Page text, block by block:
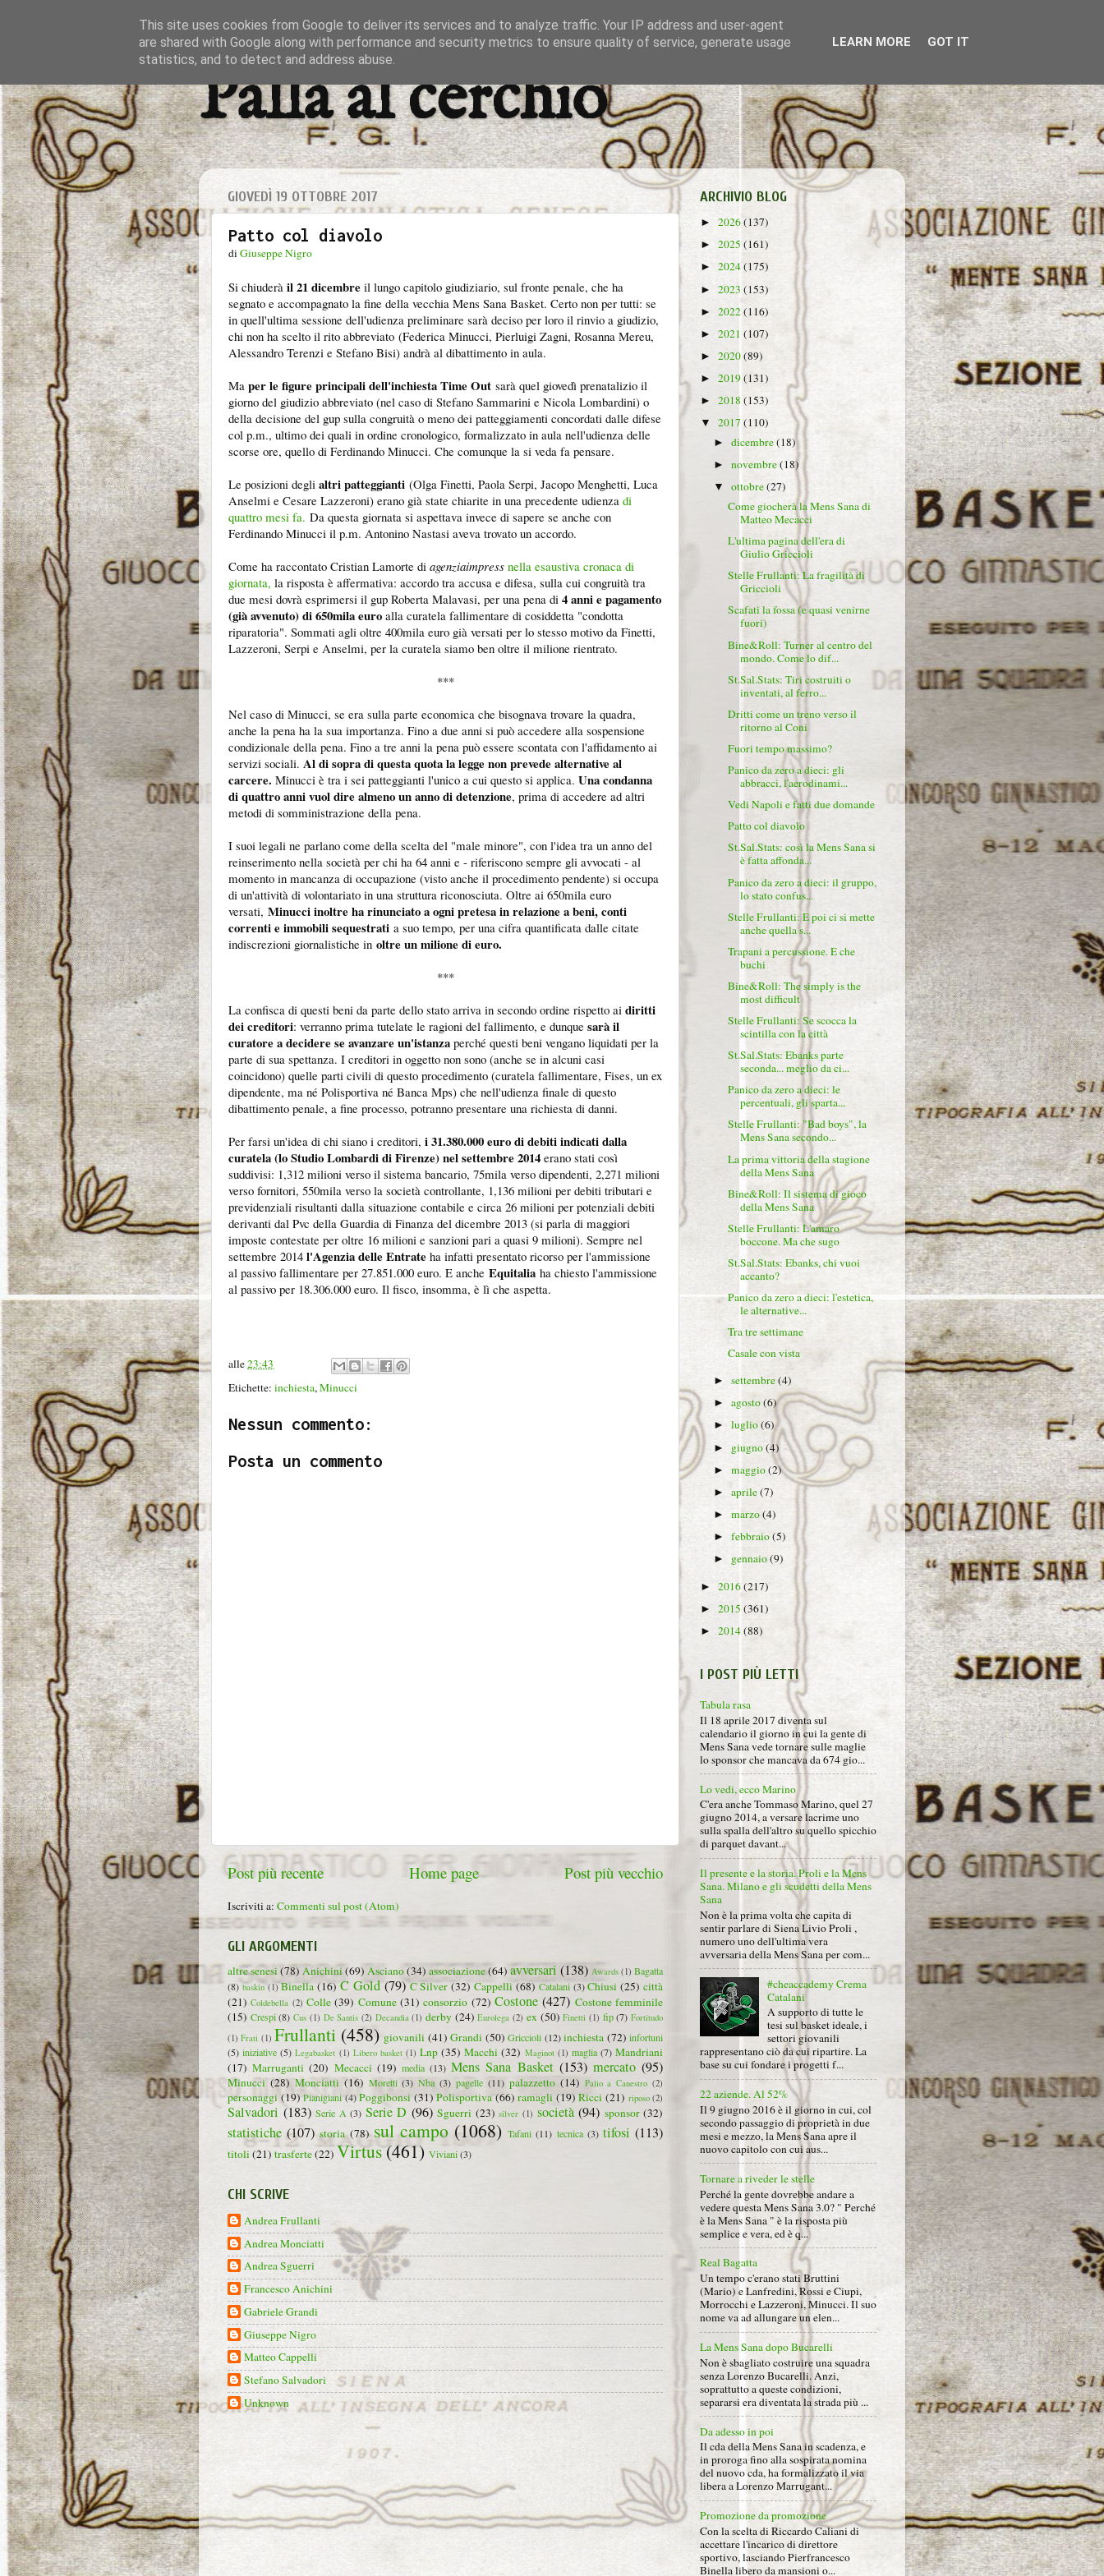
Palla al cerchio
GIOVEDÌ 19 OTTOBRE 2017
Patto col diavolo
diGiuseppe Nigro
Si chiuderà il 21 dicembre il lungo capitolo giudiziario, sul fronte penale, che ha
segnato e accompagnato la fine della vecchia Mens Sana Basket. Certo non per tutti: se
in quell'ultima sessione dell'udienza preliminare sarà deciso per loro il rinvio a giudizio,
chi non ha scelto il rito abbreviato (Federica Minucci, Pierluigi Zagni, Rosanna Mereu,
Alessandro Terenzi e Stefano Bisi) andrà al dibattimento in aula.
Ma per le figure principali dell'inchiesta Time Out sarà quel giovedì prenatalizio il
giorno del giudizio abbreviato (nel caso di Stefano Sammarini e Nicola Lombardini) o
della decisione del gup sulla congruità o meno dei patteggiamenti concordati dalle difese
col p.m., ultimo dei quali in ordine cronologico, formalizzato in aula nell'udienza delle
scorse ore, quello di Ferdinando Minucci. Che comunque la si veda fa pensare.
Le posizioni degli altri patteggianti (Olga Finetti, Paola Serpi, Jacopo Menghetti, Luca
Anselmi e Cesare Lazzeroni) erano già state chiarite in una precedente udienza di
quattro mesi fa. Da questa giornata si aspettava invece di sapere se anche con
Ferdinando Minucci il p.m. Antonino Nastasi aveva trovato un accordo.
Come ha raccontato Cristian Lamorte di agenziaimpress nella esaustiva cronaca di
giornata, la risposta è affermativa: accordo tra accusa e difesa, sulla cui congruità tra
due mesi dovrà esprimersi il gup Roberta Malavasi, per una pena di 4 anni e pagamento
(già avvenuto) di 650mila euro alla curatela fallimentare di cosiddetta "condotta
riparatoria". Sommati agli oltre 400mila euro già versati per lo stesso motivo da Finetti,
Lazzeroni, Serpi e Anselmi, per la curatela siamo ben oltre il milione rientrato.
***
Nel caso di Minucci, se era sulla parte economica che bisognava trovare la quadra,
anche la pena ha la sua importanza. Fino a due anni si può accedere alla sospensione
condizionale della pena. Fino a tre anni la pena può essere scontata con l'affidamento ai
servizi sociali. Al di sopra di questa quota la legge non prevede alternative al
carcere. Minucci è tra i sei patteggianti l'unico a cui questo si applica. Una condanna
di quattro anni vuol dire almeno un anno di detenzione, prima di accedere ad altri
metodi di somministrazione della pena.
I suoi legali ne parlano come della scelta del "male minore", con l'idea tra un anno del
reinserimento nella società per chi ha 64 anni e - riferiscono sempre gli avvocati - al
momento in mancanza di occupazione (visto anche il procedimento pendente) si occupa
di un'attività di volontariato in una struttura riconosciuta. Oltre ai 650mila euro
versati, Minucci inoltre ha rinunciato a ogni pretesa in relazione a beni, conti
correnti e immobili sequestrati a suo tempo, per una cifra quantificata dalle citate
indiscrezioni giornalistiche in oltre un milione di euro.
***
La confisca di questi beni da parte dello stato arriva in secondo ordine rispetto ai diritti
dei creditori: verranno prima tutelate le ragioni del fallimento, e dunque sarà il
curatore a decidere se avanzare un'istanza perché questi beni vengano liquidati per la
parte di sua spettanza. I creditori in oggetto non sono (anche se in alcuni casi
coincidono) quelle parti civili di questo procedimento (curatela fallimentare, Fises, un ex
dipendente, ma né Polisportiva né Banca Mps) che nell'udienza finale di questo
dibattimento penale, a fine processo, potranno presentare una richiesta di danni.
Per farsi un'idea di chi siano i creditori, i 31.380.000 euro di debiti indicati dalla
curatela (lo Studio Lombardi di Firenze) nel settembre 2014 erano stati così
suddivisi: 1,312 milioni verso il sistema bancario, 75mila verso dipendenti, 2,271 milioni
verso fornitori, 550mila verso la società controllante, 1,136 milioni per debiti tributari e
previdenziali risultanti dalla situazione contabile e circa 26 milioni per potenziali debiti
derivanti dal Pvc della Guardia di Finanza del dicembre 2013 (si parla di maggiori
imposte contestate per oltre 16 milioni e sanzioni pari a quasi 9 milioni). Sempre nel
settembre 2014 l'Agenzia delle Entrate ha infatti presentato ricorso per l'ammissione
al passivo fallimentare per 27.851.000 euro. E anche Equitalia ha chiesto l'ammissione
al passivo per 18.306.000 euro. Il fisco, insomma, è lì che aspetta.
alle23:43
Etichette: inchiesta, Minucci
Nessun commento:
Posta un commento
Post più recente Post più vecchio
Home page
Iscriviti a: Commenti sul post (Atom)
GLI ARGOMENTI
altre senesi (78) Anichini(69) Asciano(34) associazione(64) avversari (138) Awards (1) Bagatta
(8) baskin (1) Binella (16) C Gold (79) C Silver (32) Cappelli (68) Catalani (3) Chiusi (25) città
(21) Coldebella (2) Colle (39) Comune (31) consorzio (72) Costone (427) Costone femminile
(15) Crespi (8) Cus (1) De Santis (2) Decandia (1) derby (24) Eurolega (2) ex (50) Finetti (1) fip (7) Fortitudo
(1) Frati (1) Frullanti (458) giovanili (41) Grandi (50) Griccioli (12) inchiesta (72) infortuni
(5) iniziative (5) Legabasket (1) Libero basket (1) Lnp (35) Macchi (32) Maginot (1) maglia (7) Mandriani
(17) Marruganti (20) Mecacci (19) media (13) Mens Sana Basket (153) mercato (95)
Minucci (28) Monciatti (16) Moretti (3) Nba (3) pagelle (11) palazzetto (14) Palio a Canestro (2)
personaggi (19) Pianigiani (4) Poggibonsi (31) Polisportiva (66) ramagli (19) Ricci (21) riposo (2)
Salvadori (183) Serie A (3) Serie D (96) Sguerri (23) silver (1) società (94) sponsor (32)
statistiche (107) storia (78) sul campo (1068) Tafani (11) tecnica (3) tifosi (113)
titoli (21) trasferte(22) Virtus(461) Viviani(3)
CHI SCRIVE
Andrea Frullanti
Andrea Monciatti
Andrea Sguerri
Francesco Anichini
Gabriele Grandi
Giuseppe Nigro
Matteo Cappelli
Stefano Salvadori
Unknown
ARCHIVIO BLOG
► 2026(137)
► 2025 (161)
► 2024(175)
► 2023 (153)
► 2022(116)
► 2021 (107)
► 2020(89)
► 2019(131)
► 2018 (153)
▼ 2017 (110)
►dicembre(18)
►novembre(18)
▼ottobre(27)
Come giocherà la Mens Sana di
Matteo Mecacci
L'ultima pagina dell'era di
Giulio Griccioli
Stelle Frullanti: La fragilità di
Griccioli
Scafati la fossa (e quasi venirne
fuori)
Bine&Roll: Turner al centro del
mondo. Come lo dif...
St.Sal.Stats: Tiri costruiti o
inventati, al ferro...
Dritti come un treno verso il
ritorno al Coni
Fuori tempo massimo?
Panico da zero a dieci: gli
abbracci, l'aerodinami...
Vedi Napoli e fatti due domande
Patto col diavolo
St.Sal.Stats: così la Mens Sana si
è fatta affonda...
Panico da zero a dieci: il gruppo,
lo stato confus...
Stelle Frullanti: E poi ci si mette
anche quella s...
Trapani a percussione. E che
buchi
Bine&Roll: The simply is the
most difficult
Stelle Frullanti: Se scocca la
scintilla con la città
St.Sal.Stats: Ebanks parte
seconda... meglio da ci...
Panico da zero a dieci: le
percentuali, gli sparta...
Stelle Frullanti: "Bad boys", la
Mens Sana secondo...
La prima vittoria della stagione
della Mens Sana
Bine&Roll: Il sistema di gioco
della Mens Sana
Stelle Frullanti: L'amaro
boccone. Ma che sugo
St.Sal.Stats: Ebanks, chi vuoi
accanto?
Panico da zero a dieci: l'estetica,
le alternative...
Tra tre settimane
Casale con vista
►settembre(4)
►agosto(6)
►luglio(6)
► giugno(4)
►maggio(2)
►aprile(7)
►marzo(4)
►febbraio(5)
► gennaio(9)
► 2016(217)
► 2015 (361)
► 2014(88)
I POST PIÙ LETTI
Tabula rasa
Il 18 aprile 2017 diventa sul
calendario il giorno in cui la gente di
Mens Sana vede tornare sulle maglie
lo sponsor che mancava da 674 gio...
Lo vedi, ecco Marino
C'era anche Tommaso Marino, quel 27
giugno 2014, a versare lacrime uno
sulla spalla dell'altro su quello spicchio
di parquet davant...
Il presente e la storia. Proli e la Mens
Sana. Milano e gli scudetti della Mens
Sana
Non è la prima volta che capita di
sentir parlare di Siena Livio Proli ,
numero uno dell'ultima vera
avversaria della Mens Sana per com...
#cheaccademy Crema
Catalani
A supporto di tutte le
tesi sul basket ideale, i
settori giovanili
rappresentano ciò da cui ripartire. La
base su cui fondare i progetti f...
22 aziende. Al 52%
Il 9 giugno 2016 è il giorno in cui, col
secondo passaggio di proprietà in due
mesi e mezzo, la Mens Sana apre il
nuovo capitolo con cui aus...
Tornare a riveder le stelle
Perché la gente dovrebbe andare a
vedere questa Mens Sana 3.0? " Perché
è la Mens Sana " è la risposta più
semplice e vera, ed è q...
Real Bagatta
Un tempo c'erano stati Bruttini
(Mario) e Lanfredini, Rossi e Ciupi,
Morrocchi e Lazzeroni, Minucci. Il suo
nome va ad allungare un elen...
La Mens Sana dopo Bucarelli
Non è sbagliato costruire una squadra
senza Lorenzo Bucarelli. Anzi,
soprattutto a queste condizioni,
separarsi era diventata la strada più ...
Da adesso in poi
Il cda della Mens Sana in scadenza, e
in proroga fino alla sospirata nomina
del nuovo cda, ha formalizzato il via
libera a Lorenzo Marrugant...
Promozione da promozione
Con la scelta di Riccardo Caliani di
accettare l'incarico di direttore
sportivo, lasciando Pierfrancesco
Binella libero da mansioni o...
This site uses cookies from Google to deliver its services and to analyze traffic. Your IP address and user-agent
are shared with Google along with performance and security metrics to ensure quality of service, generate usage
statistics, and to detect and address abuse.
LEARN MORE GOT IT